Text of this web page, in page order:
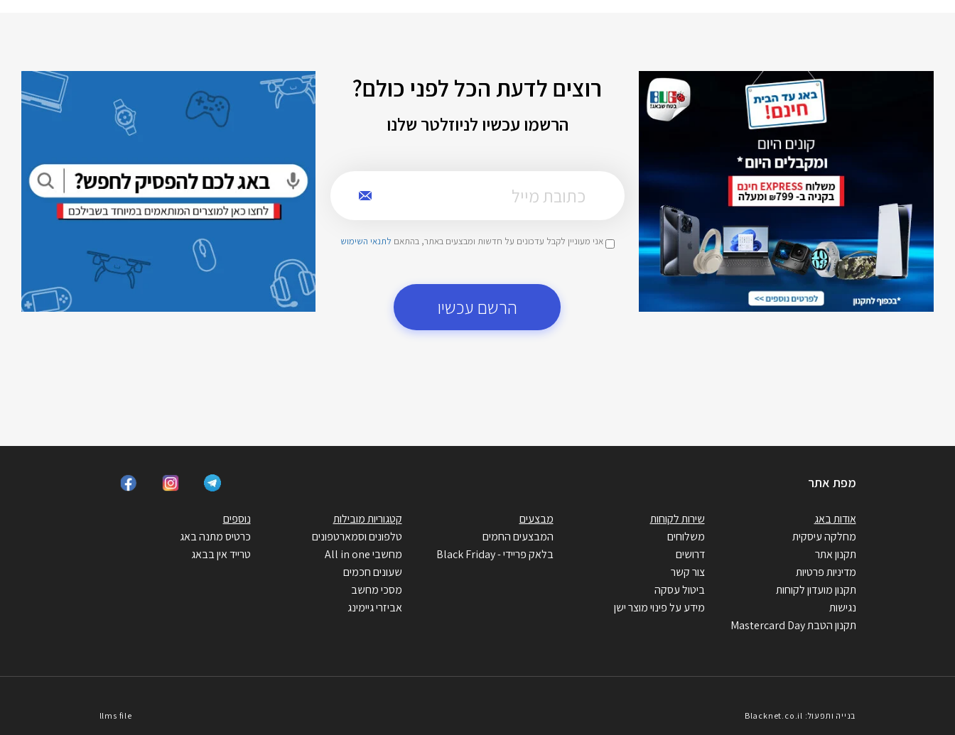
רוצים לדעת הכל לפני כולם?
הרשמו עכשיו לניוזלטר שלנו
אני מעוניין לקבל עדכונים על חדשות ומבצעים באתר, בהתאם לתנאי השימוש
הרשם עכשיו
מפת אתר
אודות באג
מחלקה עיסקית
תקנון אתר
מדיניות פרטיות
תקנון מועדון לקוחות
נגישות
תקנון הטבת Mastercard Day
שירות לקוחות
משלוחים
דרושים
צור קשר
ביטול עסקה
מידע על פינוי מוצר ישן
מבצעים
המבצעים החמים
בלאק פריידי - Black Friday
קטגוריות מובילות
טלפונים וסמארטפונים
מחשבי All in one
שעונים חכמים
מסכי מחשב
אביזרי גיימינג
נוספים
כרטיס מתנה באג
טרייד אין בבאג
llms file בנייה ותפעול: Blacknet.co.il